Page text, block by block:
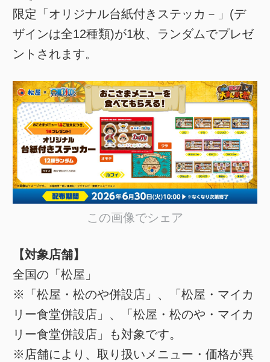
限定「オリジナル台紙付きステッカ－」(デ
ザインは全12種類)が1枚、ランダムでプレゼ
ントされます。
この画像でシェア
【対象店舗】
全国の「松屋」
※「松屋・松のや併設店」、「松屋・マイカ
リー食堂併設店」、「松屋・松のや・マイカ
リー食堂併設店」も対象です。
※店舗により、取り扱いメニュー・価格が異